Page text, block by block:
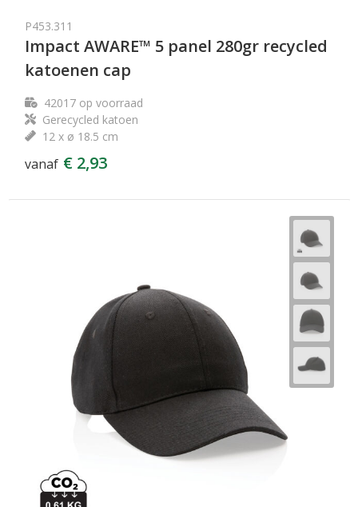
P453.311
Impact AWARE™ 5 panel 280gr recycled
katoenen cap
42017op voorraad
Gerecycled katoen
12 x ø 18.5 cm
vanaf € 2,93